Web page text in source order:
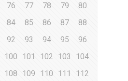
76 77 78 79
80
84 85 86 87
88
92 93 94 95
96
100 101 102 103
104
108 109 110 111
112